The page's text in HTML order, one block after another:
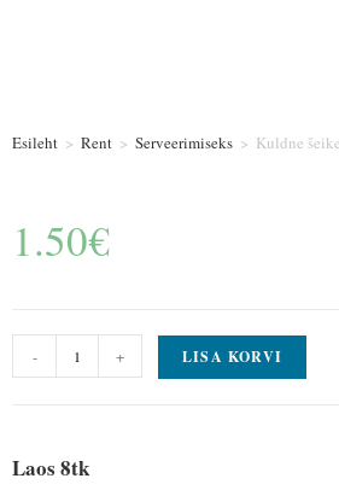
Esileht > Rent > Serveerimiseks > Kuldne
1.50€
- + LISA KORVI
Laos 8tk